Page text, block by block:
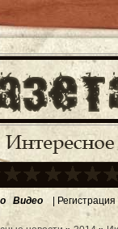
Видео | Регистрация